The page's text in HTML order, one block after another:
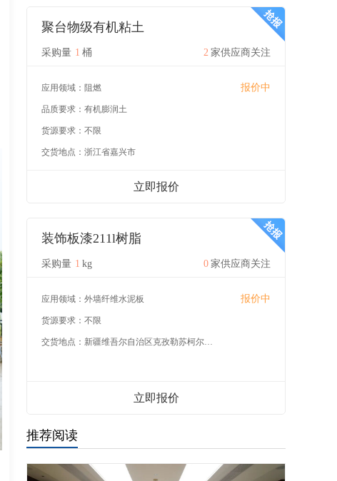
聚台物级有机粘土
采购量 1 桶 2 家供应商关注
应用领域： 阻燃 报价中
品质要求： 有机膨润土
货源要求： 不限
交货地点： 浙江省嘉兴市
立即报价
装饰板漆211l树脂
采购量 1 kg 0 家供应商关注
应用领域： 外墙纤维水泥板 报价中
货源要求： 不限
交货地点： 新疆维吾尔自治区克孜勒苏柯尔克孜自治州
立即报价
推荐阅读